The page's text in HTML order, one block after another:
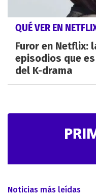
QUÉ VER EN
Furor en Netflix:
episodios que
del K-drama
Noticias más leídas